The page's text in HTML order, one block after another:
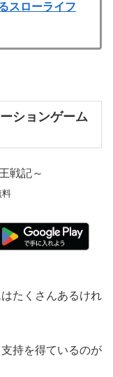
スローライフ
ションゲーム
戦記～
料
たくさんあるけれ
持を得ているのが